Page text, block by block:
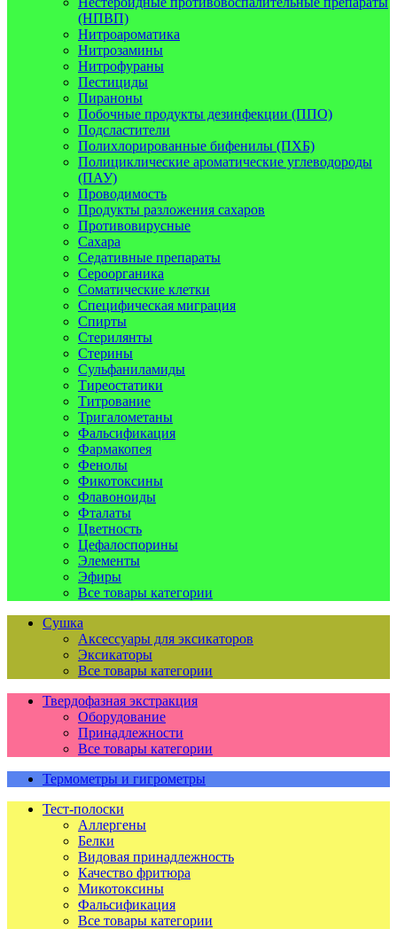
(НПВП)
Нитроароматика
Нитрозамины
Нитрофураны
Пестициды
Пираноны
Побочные продукты дезинфекции (ППО)
Подсластители
Полихлорированные бифенилы (ПХБ)
Полициклические ароматические углеводороды
(ПАУ)
Проводимость
Продукты разложения сахаров
Противовирусные
Сахара
Седативные препараты
Сероорганика
Соматические клетки
Специфическая миграция
Спирты
Стерилянты
Стерины
Сульфаниламиды
Тиреостатики
Титрование
Тригалометаны
Фальсификация
Фармакопея
Фенолы
Фикотоксины
Флавоноиды
Фталаты
Цветность
Цефалоспорины
Элементы
Эфиры
Все товары категории
Сушка
Аксессуары для эксикаторов
Эксикаторы
Все товары категории
Твердофазная экстракция
Оборудование
Принадлежности
Все товары категории
Термометры и гигрометры
Тест-полоски
Аллергены
Белки
Видовая принадлежность
Качество фритюра
Микотоксины
Фальсификация
Все товары категории